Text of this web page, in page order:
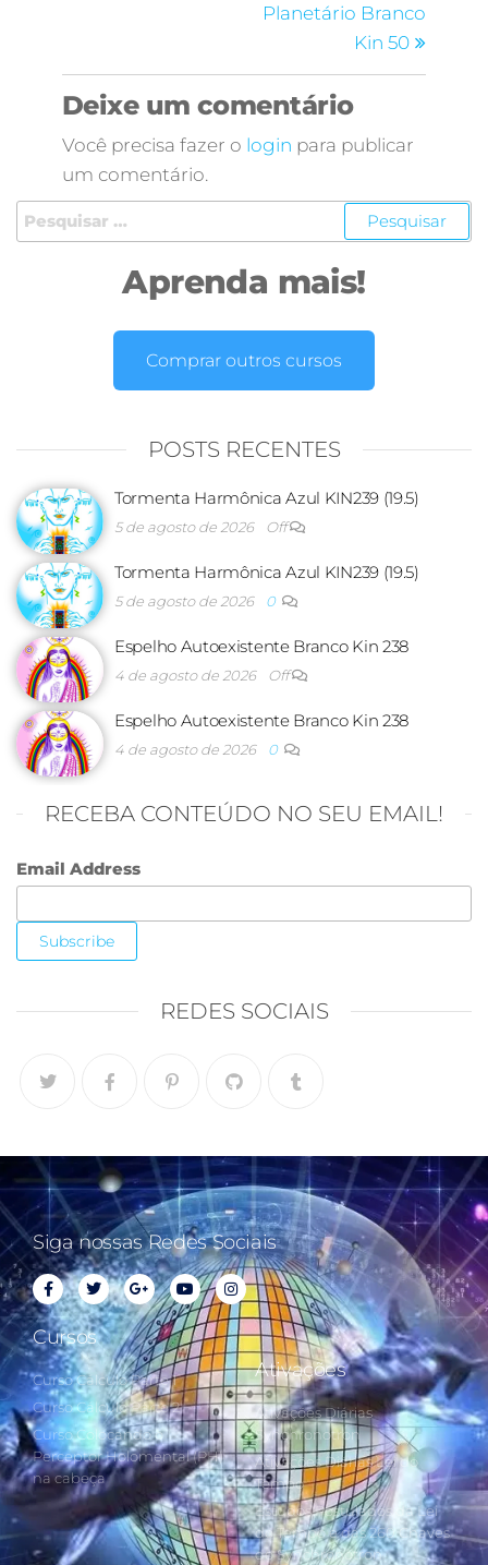
Planetário Branco
Kin 50
Deixe um comentário
Você precisa fazer o login para publicar
um comentário.
Aprenda mais!
Comprar outros cursos
POSTS RECENTES
Tormenta Harmônica Azul KIN239 (19.5)
5 de agosto de 2026 Off
Tormenta Harmônica Azul KIN239 (19.5)
5 de agosto de 2026 0
Espelho Autoexistente Branco Kin 238
4 de agosto de 2026 Off
Espelho Autoexistente Branco Kin 238
4 de agosto de 2026 0
RECEBA CONTEÚDO NO SEU EMAIL!
Email Address
REDES SOCIAIS
Siga nossas Redes Sociais
Cursos
Curso Cálculo Parte 1
Curso Cálculo Parte 2
Curso Colocando o
Perceptor Holomental (PH)
na cabeça
Ativações
Ativações Diárias
Synchronotron
Ativações Diárias Lei do
Tempo
Estudos Postulados da Lei
do Tempo e das 260 Chaves
do Synchronotron